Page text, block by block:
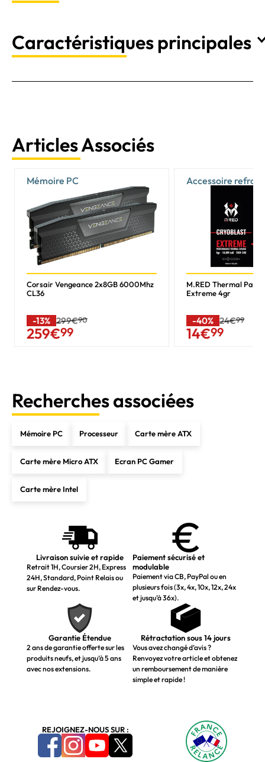
Caractéristiques principales
Articles Associés
Mémoire PC
Corsair Vengeance 2x8GB 6000Mhz
CL36
-13% 299€90
259€99
Accessoire
M.RED Thermal Paste
Extreme 4gr
-40% 24€99
14€99
Recherches associées
Mémoire PC Processeur Carte mère ATX
Carte mère Micro ATX Ecran PC Gamer
Carte mère Intel
Livraison suivie et rapide
Retrait 1H, Coursier 2H, Express
24H, Standard, Point Relais ou
sur Rendez-vous.
Paiement sécurisé et
modulable
Paiement via CB, PayPal ou en
plusieurs fois (3x, 4x, 10x, 12x, 24x
et jusqu’à 36x).
Garantie Étendue
2 ans de garantie offerte sur les
produits neufs, et jusqu’à 5 ans
avec nos extensions.
Rétractation sous 14 jours
Vous avez changé d’avis ?
Renvoyez votre article et obtenez
un remboursement de manière
simple et rapide !
REJOIGNEZ-NOUS SUR :